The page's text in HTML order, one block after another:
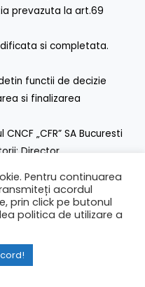
prevazuta la art.69
si completata.
functii de decizie
si finalizarea
„CFR” SA Bucuresti
Director
– Aurelia Manea, Sef
Sef Serviciu
Tehn.
Pentru continuarea
acordul
prin click pe butonul
politica de utilizare a